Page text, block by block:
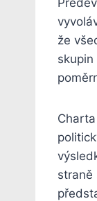
že
straně